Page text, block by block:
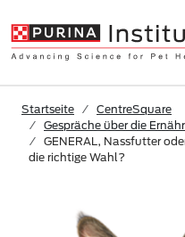
Startseite
CentreSquare
Gespräche über die
GENERAL, Nassfutter
die richtige Wahl?